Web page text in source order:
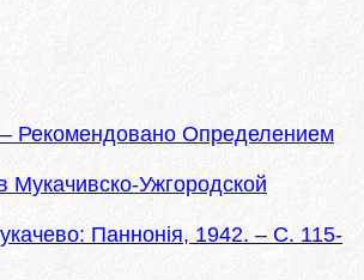
Рекомендовано Определением
Ужгородской
Паннонія, 1942. – С. 115-